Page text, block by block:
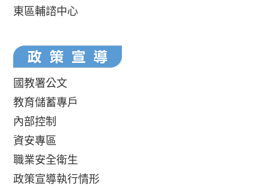
東區輔諮中心
國教署公文
教育儲蓄專戶
內部控制
資安專區
職業安全衛生
政策宣導執行情形